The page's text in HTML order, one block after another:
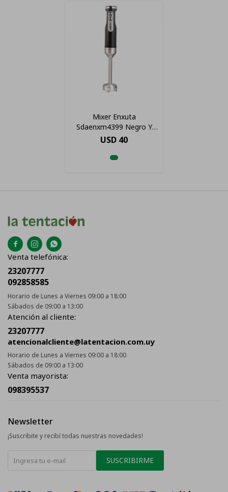
Mixer Enxuta
Sdaenxm4399 Negro Y
Acero Inoxidable 220v
USD 40
  
Venta telefónica:
23207777
092858585
Horario de Lunes a Viernes 09:00 a 18:00
Sábados de 09:00 a 13:00
Atención al cliente:
23207777
atencionalcliente@latentacion.com.uy
Horario de Lunes a Viernes 09:00 a 18:00
Sábados de 09:00 a 13:00
Venta mayorista:
098395537
Newsletter
¡Suscribite y recibí todas nuestras novedades!
SUSCRIBIRME